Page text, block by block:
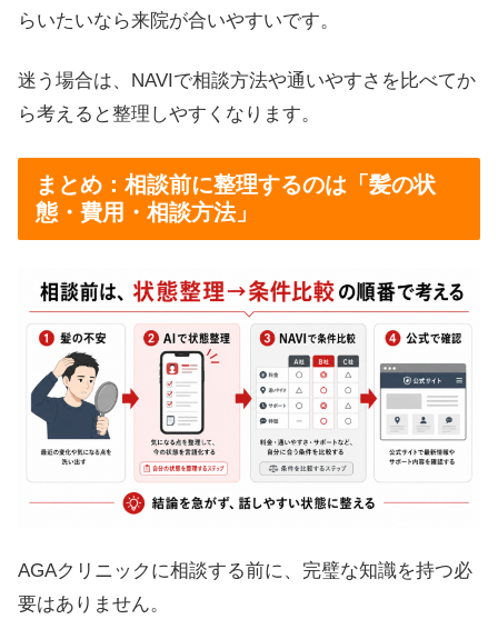
らいたいなら来院が合いやすいです。
迷う場合は、NAVIで相談方法や通いやすさを比べてか
ら考えると整理しやすくなります。
まとめ：相談前に整理するのは「髪の状
態・費用・相談方法」
AGAクリニックに相談する前に、完璧な知識を持つ必
要はありません。